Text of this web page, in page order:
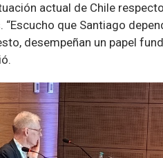
actual de Chile
que Santiago
desempeñan un papel